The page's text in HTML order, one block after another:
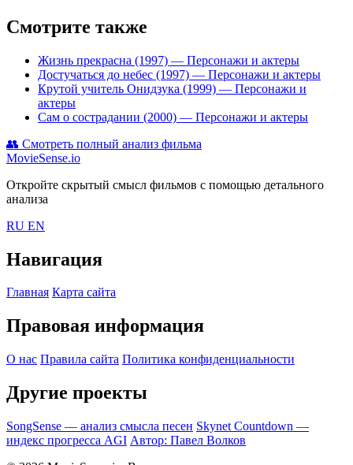
Смотрите также
Жизнь прекрасна (1997) — Персонажи и актеры
Достучаться до небес (1997) — Персонажи и актеры
Крутой учитель Онидзука (1999) — Персонажи и
актеры
Сам о сострадании (2000) — Персонажи и актеры
👥 Смотреть полный анализ фильма
MovieSense.io
Откройте скрытый смысл фильмов с помощью детального
анализа
RU EN
Навигация
Главная Карта сайта
Правовая информация
О нас Правила сайта Политика конфиденциальности
Другие проекты
SongSense — анализ смысла песен Skynet Countdown —
индекс прогресса AGI Автор: Павел Волков